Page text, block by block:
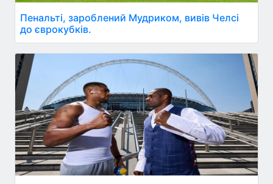
Пенальті, зароблений Мудриком, вивів Челсі
до єврокубків.